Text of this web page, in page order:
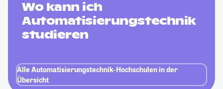
Wo kann ich
Automatisierungstechnik
studieren
Alle Automatisierungstechnik-Hochschulen in der
Übersicht